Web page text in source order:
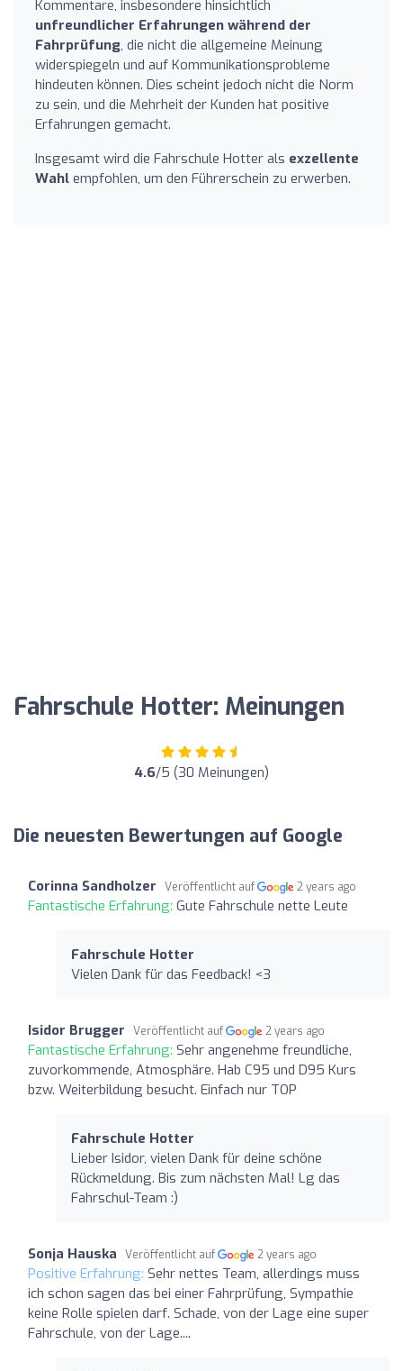
Kommentare, insbesondere hinsichtlich
unfreundlicher Erfahrungen während der
Fahrprüfung, die nicht die allgemeine Meinung
widerspiegeln und auf Kommunikationsprobleme
hindeuten können. Dies scheint jedoch nicht die Norm
zu sein, und die Mehrheit der Kunden hat positive
Erfahrungen gemacht.
Insgesamt wird die Fahrschule Hotter als exzellente
Wahl empfohlen, um den Führerschein zu erwerben.
Fahrschule Hotter: Meinungen
4.6/5 (30 Meinungen)
Die neuesten Bewertungen auf Google
Corinna Sandholzer Veröffentlicht auf 2 years ago
Fantastische Erfahrung: Gute Fahrschule nette Leute
Fahrschule Hotter
Vielen Dank für das Feedback! <3
Isidor Brugger Veröffentlicht auf 2 years ago
Fantastische Erfahrung: Sehr angenehme freundliche,
zuvorkommende, Atmosphäre. Hab C95 und D95 Kurs
bzw. Weiterbildung besucht. Einfach nur TOP
Fahrschule Hotter
Lieber Isidor, vielen Dank für deine schöne
Rückmeldung. Bis zum nächsten Mal! Lg das
Fahrschul-Team :)
Sonja Hauska Veröffentlicht auf 2 years ago
Positive Erfahrung: Sehr nettes Team, allerdings muss
ich schon sagen das bei einer Fahrprüfung, Sympathie
keine Rolle spielen darf. Schade, von der Lage eine super
Fahrschule, von der Lage....